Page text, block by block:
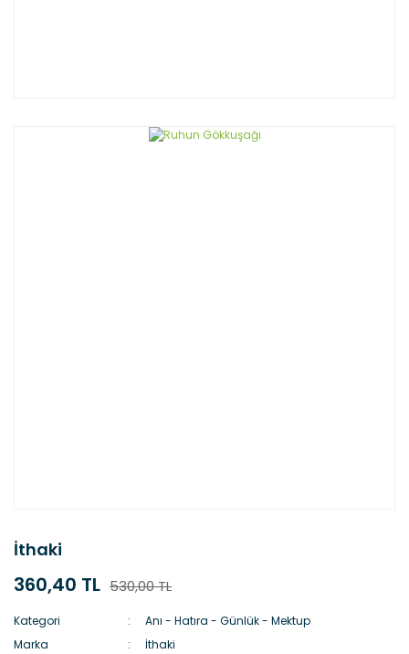
İthaki
360,40 TL 530,00 TL
Kategori
Anı - Hatıra - Günlük - Mektup
Marka
İthaki